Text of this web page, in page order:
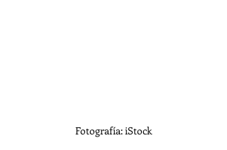
Fotografía: iStock